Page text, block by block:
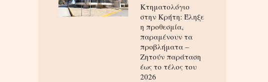
Κτηματολόγιο
στην Κρήτη: Έληξε
η προθεσμία,
παραμένουν τα
προβλήματα –
Ζητούν παράταση
έως το τέλος του
2026